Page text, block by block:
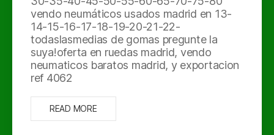
vendo neumáticos usados madrid en 13-
14-15-16-17-18-19-20-21-22-
todaslasmedias de gomas pregunte la
suya!oferta en ruedas madrid, vendo
neumaticos baratos madrid, y exportacion
ref 4062
READ MORE